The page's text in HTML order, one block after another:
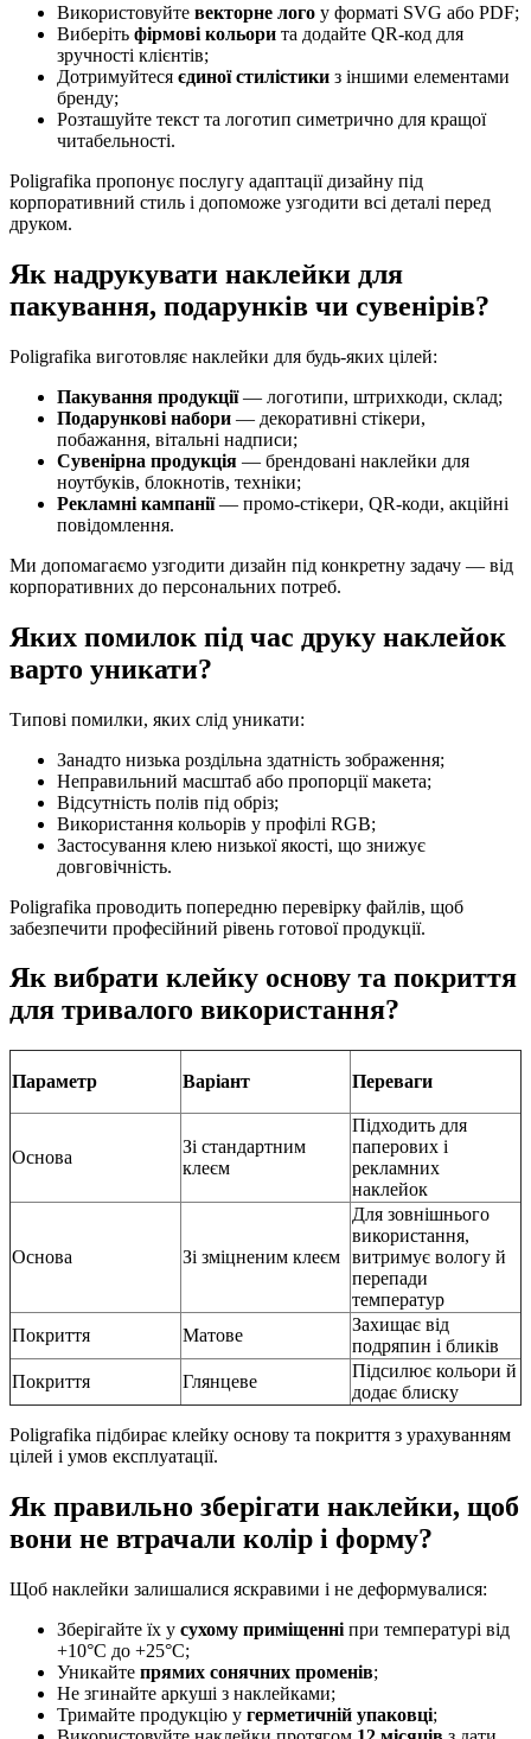
Використовуйте векторне лого у форматі SVG або PDF;
Виберіть фірмові кольори та додайте QR-код для
зручності клієнтів;
Дотримуйтеся єдиної стилістики з іншими елементами
бренду;
Розташуйте текст та логотип симетрично для кращої
читабельності.
Poligrafika пропонує послугу адаптації дизайну під
корпоративний стиль і допоможе узгодити всі деталі перед
друком.
Як надрукувати наклейки для
пакування, подарунків чи сувенірів?
Poligrafika виготовляє наклейки для будь-яких цілей:
Пакування продукції— логотипи, штрихкоди, склад;
Подарункові набори — декоративні стікери,
побажання, вітальні надписи;
Сувенірна продукція — брендовані наклейки для
ноутбуків, блокнотів, техніки;
Рекламні кампанії— промо-стікери, QR-коди, акційні
повідомлення.
Ми допомагаємо узгодити дизайн під конкретну задачу — від
корпоративних до персональних потреб.
Яких помилок під час друку наклейок
варто уникати?
Типові помилки, яких слід уникати:
Занадто низька роздільна здатність зображення;
Неправильний масштаб або пропорції макета;
Відсутність полів під обріз;
Використання кольорів у профілі RGB;
Застосування клею низької якості, що знижує
довговічність.
Poligrafika проводить попередню перевірку файлів, щоб
забезпечити професійний рівень готової продукції.
Як вибрати клейку основу та покриття
для тривалого використання?
Параметр Варіант Переваги
Основа
Зі стандартним
клеєм
Підходить для
паперових і
рекламних
наклейок
Основа Зі зміцненим клеєм
Для зовнішнього
використання,
витримує вологу й
перепади
температур
Покриття
Матове
Захищає від
подряпин і бликів
Покриття
Глянцеве
Підсилює кольори й
додає блиску
Poligrafika підбирає клейку основу та покриття з урахуванням
цілей і умов експлуатації.
Як правильно зберігати наклейки, щоб
вони не втрачали колір і форму?
Щоб наклейки залишалися яскравими і не деформувалися:
Зберігайте їх у сухому приміщенні при температурі від
+10°C до +25°C;
Уникайте прямих сонячних променів;
Не згинайте аркуші з наклейками;
Тримайте продукцію у герметичній упаковці;